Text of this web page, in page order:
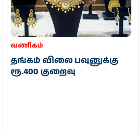
வணிகம்
தங்கம் விலை பவுனுக்கு
ரூ.400 குறைவு